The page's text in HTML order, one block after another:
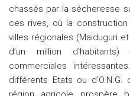
chassés par la sécheresse
ces rives, où la
villes régionales (Maïduguri et
d’un million
commerciales
différents Etats ou d’O.N.G.